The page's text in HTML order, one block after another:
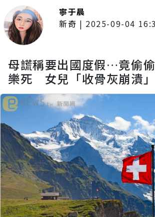
寧于晨
新奇 | 2025-09-04
母謊稱要出國度假…竟偷
樂死 女兒「收骨灰崩潰